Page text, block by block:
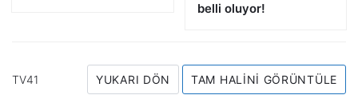
belli oluyor!
TV41 YUKARI DÖN TAM HALINI GÖRÜNTÜLE